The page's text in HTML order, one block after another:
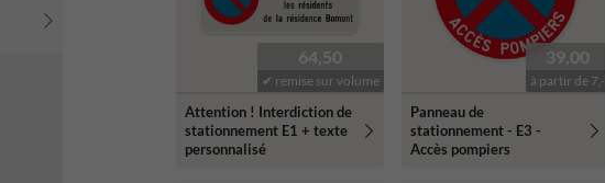
64,50
✔ remise sur volume
Attention ! Interdiction de
stationnement E1 + texte
personnalisé
39,00
à partir de 7,-
Panneau de
stationnement - E3 -
Accès pompiers